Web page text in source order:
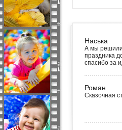
Наська
А мы
праздника
спасибо за
Роман
Сказочная